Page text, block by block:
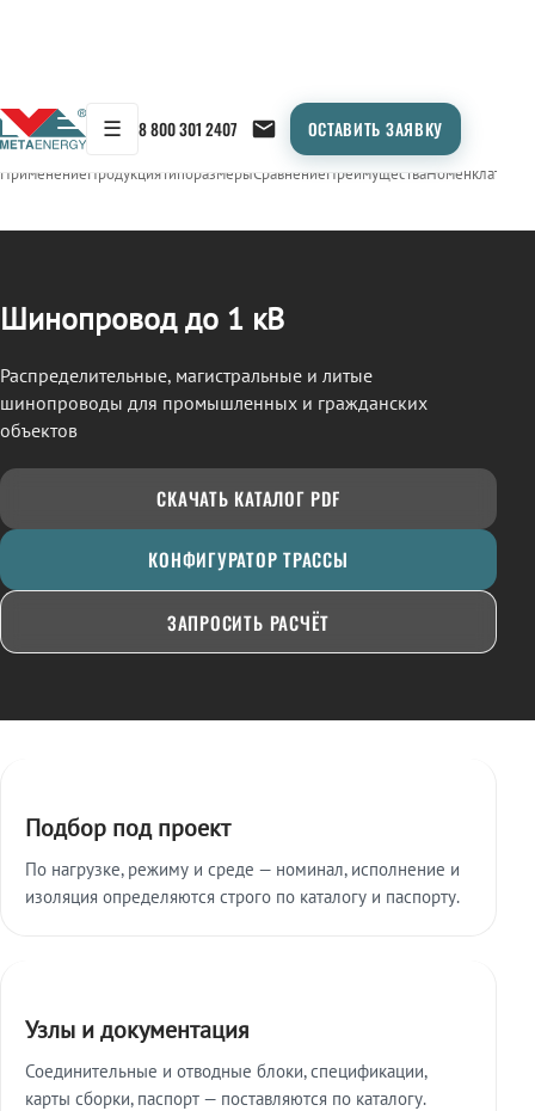
☰ 8 800 301 2407 ОСТАВИТЬ ЗАЯВКУ
← Продукция/ШИНОПРОВОД
ПрименениеПродукцияТипоразмерыСравнениеПреимуществаНоменклатура
Шинопровод до 1 кВ
Распределительные, магистральные и литые
шинопроводы для промышленных и гражданских
объектов
СКАЧАТЬ КАТАЛОГ PDF
КОНФИГУРАТОР ТРАССЫ
ЗАПРОСИТЬ РАСЧЁТ
Подбор под проект
По нагрузке, режиму и среде — номинал, исполнение и
изоляция определяются строго по каталогу и паспорту.
Узлы и документация
Соединительные и отводные блоки, спецификации,
карты сборки, паспорт — поставляются по каталогу.